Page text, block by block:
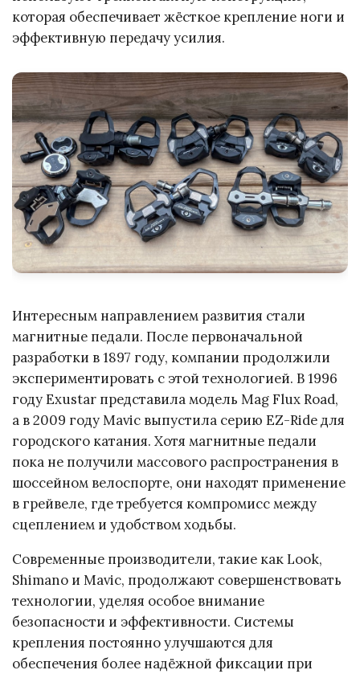
которая обеспечивает жёсткое крепление ноги и
эффективную передачу усилия.
Интересным направлением развития стали
магнитные педали. После первоначальной
разработки в 1897 году, компании продолжили
экспериментировать с этой технологией. В 1996
году Exustar представила модель Mag Flux Road,
а в 2009 году Mavic выпустила серию EZ-Ride для
городского катания. Хотя магнитные педали
пока не получили массового распространения в
шоссейном велоспорте, они находят применение
в грейвеле, где требуется компромисс между
сцеплением и удобством ходьбы.
Современные производители, такие как Look,
Shimano и Mavic, продолжают совершенствовать
технологии, уделяя особое внимание
безопасности и эффективности. Системы
крепления постоянно улучшаются для
обеспечения более надёжной фиксации при